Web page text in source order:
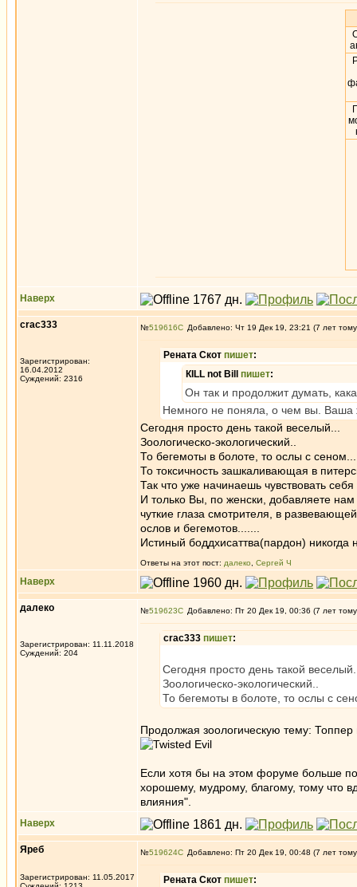
Наверх
crac333
Зарегистрирован:
16.04.2012
Суждений: 2316
№519616 Добавлено: Чт 19 Дек 19, 23:21 (7 лет
Рената Скот пишет:
КILL not Вill пишет:
Он так и продолжит думать,
Немного не поняла, о чем вы. Ваша
Сегодня просто день такой веселый...
Зоологическо-экологический..
То бегемоты в болоте, то ослы с
То токсичность зашкаливающая в
Так что уже начинаешь чувствовать
И только Вы, по женски, добавляете
чуткие глаза смотрителя, в
ослов и бегемотов.......
Истиный боддхисаттва(пардон)
Ответы на этот пост: далеко Сергей Ч
Наверх
далеко
Зарегистрирован: 11.11.2018
Суждений: 204
№519623 Добавлено: Пт 20 Дек 19, 00:36 (7 лет
crac333 пишет:
Сегодня просто день такой
Зоологическо-экологический..
То бегемоты в болоте, то ослы с
Продолжая зоологическую тему: Топпер
Если хотя бы на этом форуме больше
хорошему, мудрому, благому, тому что
влияния".
Наверх
Яреб
Зарегистрирован: 11.05.2017
№519624 Добавлено: Пт 20 Дек 19, 00:48 (7 лет
Рената Скот пишет: